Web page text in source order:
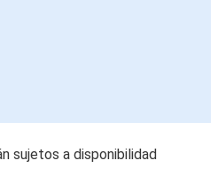
sujetos a disponibilidad